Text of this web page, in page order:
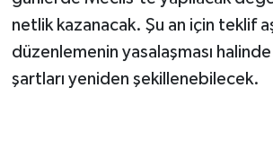
netlik kazanacak. Şu an için teklif
düzenlemenin yasalaşması halinde
şartları yeniden şekillenebilecek.